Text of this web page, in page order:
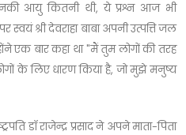
आयु कितनी थी, ये प्रश्न आज भी
स्वयं श्री देवराहा बाबा अपनी उत्पत्ति जल
एक बार कहा था "मैं तुम लोगों की तरह
के लिए धारण किया है, जो मुझे मनुष्य
डॉ राजेन्द्र प्रसाद ने अपने माता-पिता